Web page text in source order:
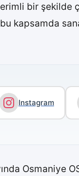
bir şekilde
kapsamda
Instagram
Osmaniye